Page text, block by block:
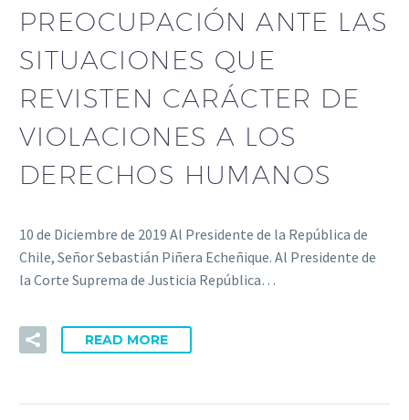
PREOCUPACIÓN ANTE LAS
SITUACIONES QUE
REVISTEN CARÁCTER DE
VIOLACIONES A LOS
DERECHOS HUMANOS
10 de Diciembre de 2019 Al Presidente de la República de
Chile, Señor Sebastián Piñera Echeñique. Al Presidente de
la Corte Suprema de Justicia República…
READ MORE